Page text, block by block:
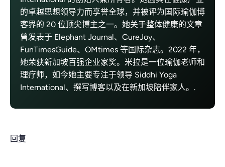
的卓越思想领导力而享誉全球，并被评为国际瑜伽博
客界的 20 位顶尖博主之一。她关于整体健康的文章
曾发表于 Elephant Journal、CureJoy、
FunTimesGuide、OMtimes 等国际杂志。2022 年，
她荣获新加坡百强企业家奖。米拉是一位瑜伽老师和
理疗师，如今她主要专注于领导 Siddhi Yoga
International、撰写博客以及在新加坡陪伴家人。.
回复